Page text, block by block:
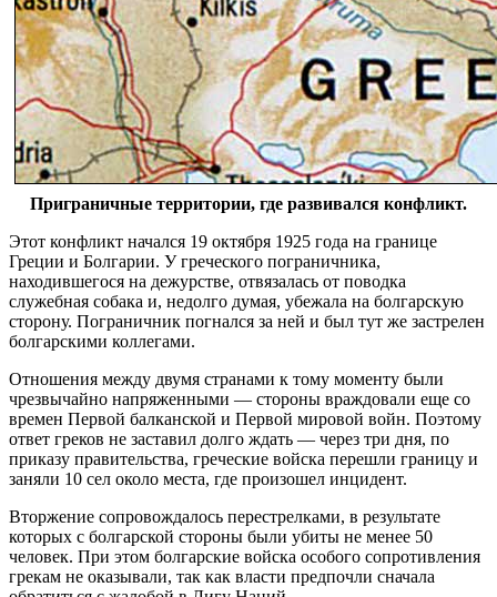
Приграничные территории, где развивался конфликт.
Этот конфликт начался 19 октября 1925 года на границе
Греции и Болгарии. У греческого пограничника,
находившегося на дежурстве, отвязалась от поводка
служебная собака и, недолго думая, убежала на болгарскую
сторону. Пограничник погнался за ней и был тут же застрелен
болгарскими коллегами.
Отношения между двумя странами к тому моменту были
чрезвычайно напряженными — стороны враждовали еще со
времен Первой балканской и Первой мировой войн. Поэтому
ответ греков не заставил долго ждать — через три дня, по
приказу правительства, греческие войска перешли границу и
заняли 10 сел около места, где произошел инцидент.
Вторжение сопровождалось перестрелками, в результате
которых с болгарской стороны были убиты не менее 50
человек. При этом болгарские войска особого сопротивления
грекам не оказывали, так как власти предпочли сначала